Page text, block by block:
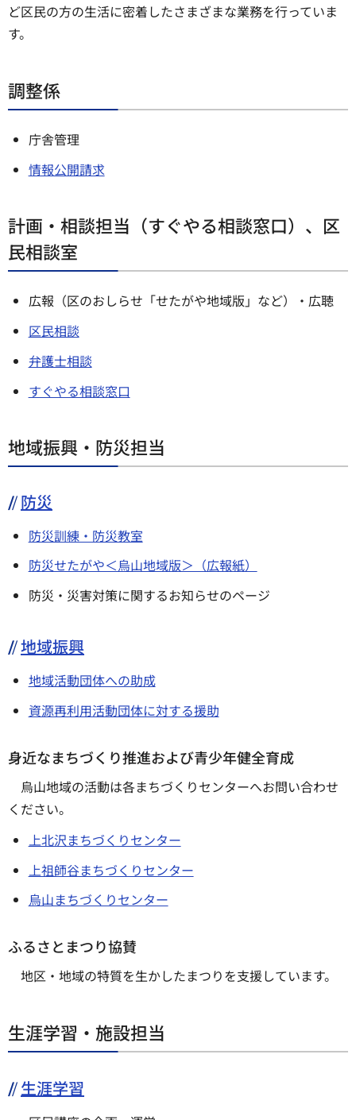
ど区民の方の生活に密着したさまざまな業務を行っていま
す。
調整係
庁舎管理
情報公開請求
計画・相談担当（すぐやる相談窓口）、区
民相談室
広報（区のおしらせ「せたがや地域版」など）・広聴
区民相談
弁護士相談
すぐやる相談窓口
地域振興・防災担当
防災
防災訓練・防災教室
防災せたがや＜烏山地域版＞（広報紙）
防災・災害対策に関するお知らせのページ
地域振興
地域活動団体への助成
資源再利用活動団体に対する援助
身近なまちづくり推進および青少年健全育成
烏山地域の活動は各まちづくりセンターへお問い合わせ
ください。
上北沢まちづくりセンター
上祖師谷まちづくりセンター
烏山まちづくりセンター
ふるさとまつり協賛
地区・地域の特質を生かしたまつりを支援しています。
生涯学習・施設担当
生涯学習